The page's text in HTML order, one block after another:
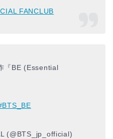
FANCLUB
『BE (Essential
(@BTS_jp_official)